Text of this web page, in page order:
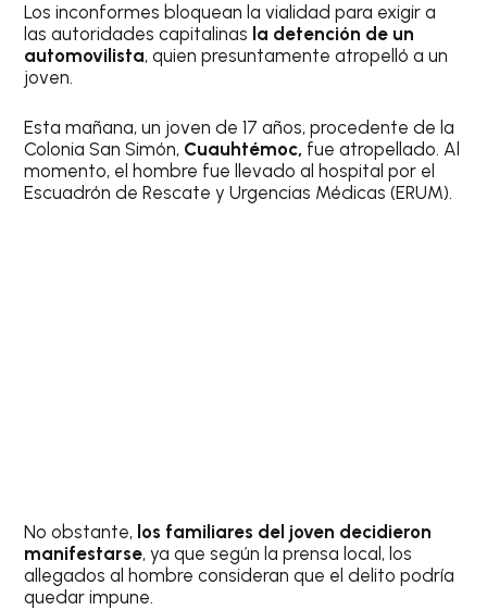
Los inconformes bloquean la vialidad para exigir a
las autoridades capitalinas la detención de un
automovilista, quien presuntamente atropelló a un
joven.
Esta mañana, un joven de 17 años, procedente de la
Colonia San Simón, Cuauhtémoc, fue atropellado. Al
momento, el hombre fue llevado al hospital por el
Escuadrón de Rescate y Urgencias Médicas (ERUM).
No obstante, los familiares del joven decidieron
manifestarse, ya que según la prensa local, los
allegados al hombre consideran que el delito podría
quedar impune.